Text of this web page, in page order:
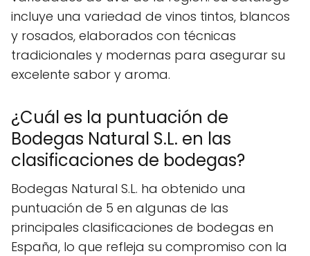
incluye una variedad de vinos tintos, blancos
y rosados, elaborados con técnicas
tradicionales y modernas para asegurar su
excelente sabor y aroma.
¿Cuál es la puntuación de
Bodegas Natural S.L. en las
clasificaciones de bodegas?
Bodegas Natural S.L. ha obtenido una
puntuación de 5 en algunas de las
principales clasificaciones de bodegas en
España, lo que refleja su compromiso con la